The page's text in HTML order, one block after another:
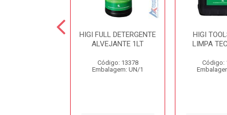
HIGI FULL DETERGENTE
ALVEJANTE 1LT
Código: 13378
Embalagem: UN/1
HIGI
LIMPA
Código: